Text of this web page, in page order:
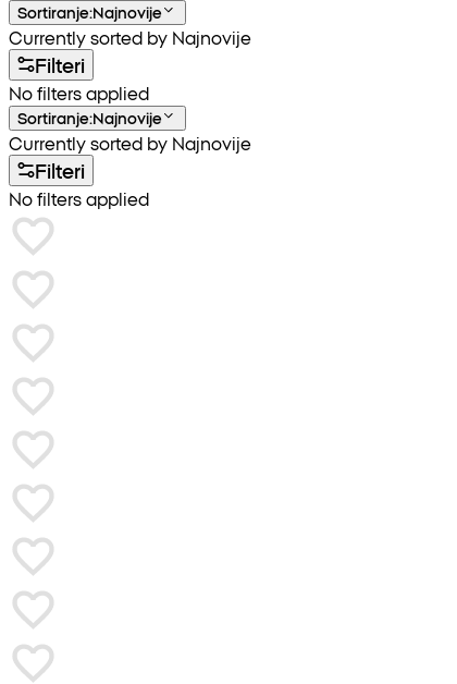
Sortiranje:Najnovije
Currently sorted by Najnovije
Filteri
No filters applied
Sortiranje:Najnovije
Currently sorted by Najnovije
Filteri
No filters applied